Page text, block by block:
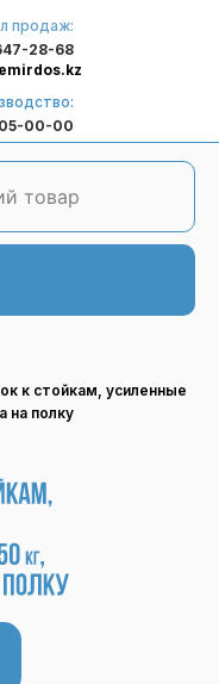
продаж:
28-68
00-00
к стойкам, усиленные
на полку